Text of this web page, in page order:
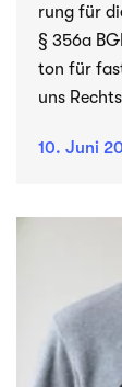
rung für
§ 356a
ton für
uns
der
10. Juni